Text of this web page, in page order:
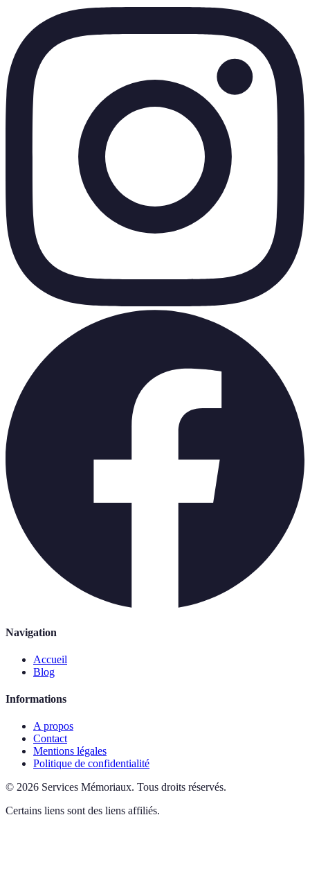
Navigation
Accueil
Blog
Informations
A propos
Contact
Mentions légales
Politique de confidentialité
© 2026 Services Mémoriaux. Tous droits réservés.
Certains liens sont des liens affiliés.